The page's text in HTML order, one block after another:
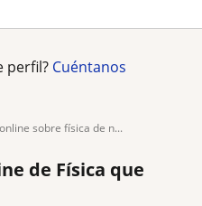
perfil? Cuéntanos
sobre física de n...
de Física que